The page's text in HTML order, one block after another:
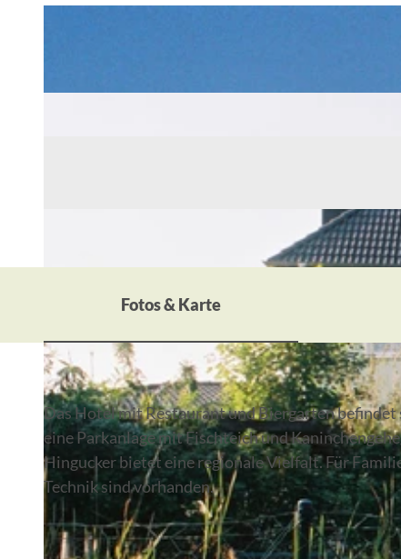
Fotos & Karte
Das Hotel mit Restaurant und Biergarten
eine Parkanlage mit Fischteich und
Hingucker bietet eine regionale Vielfalt. Für
Technik sind vorhanden.